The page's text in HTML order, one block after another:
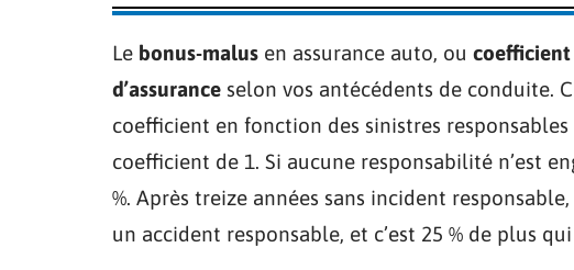
Le bonus-malus en assurance auto, ou
d’assurance selon vos antécédents de conduite.
coefficient en fonction des sinistres
coefficient de 1. Si aucune responsabilité n’est
%. Après treize années sans incident
un accident responsable, et c’est 25 % de plus